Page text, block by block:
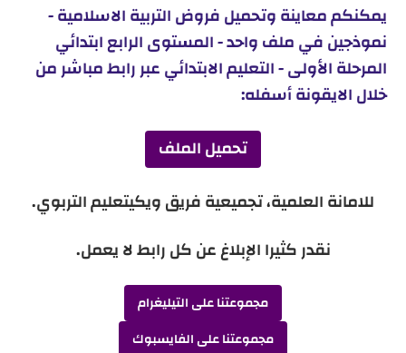
يمكنكم معاينة وتحميل فروض التربية الاسلامية -
نموذجين في ملف واحد - المستوى الرابع ابتدائي
المرحلة الأولى - التعليم الابتدائي عبر رابط مباشر من
خلال الايقونة أسفله:
تحميل الملف
للامانة العلمية، تجميعية فريق ويكيتعليم التربوي.
نقدر كثيرا الإبلاغ عن كل رابط لا يعمل.
مجموعتنا على التيليغرام
مجموعتنا على الفايسبوك